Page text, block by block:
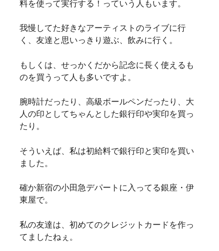
料を使って実行する！っていう人もいます。
我慢してた好きなアーティストのライブに行
く、友達と思いっきり遊ぶ、飲みに行く。
もしくは、せっかくだから記念に長く使えるも
のを買うって人も多いですよ。
腕時計だったり、高級ボールペンだったり、大
人の印としてちゃんとした銀行印や実印を買っ
たり。
そういえば、私は初給料で銀行印と実印を買い
ました。
確か新宿の小田急デパートに入ってる銀座・伊
東屋で。
私の友達は、初めてのクレジットカードを作っ
てましたねぇ。